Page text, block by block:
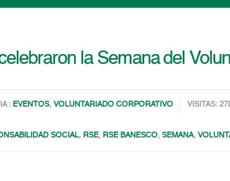
la Semana del
: EVENTOS,VOLUNTARIADO CORPORATIVO VISITAS:
SOCIAL, RSE, RSE BANESCO,SEMANA,